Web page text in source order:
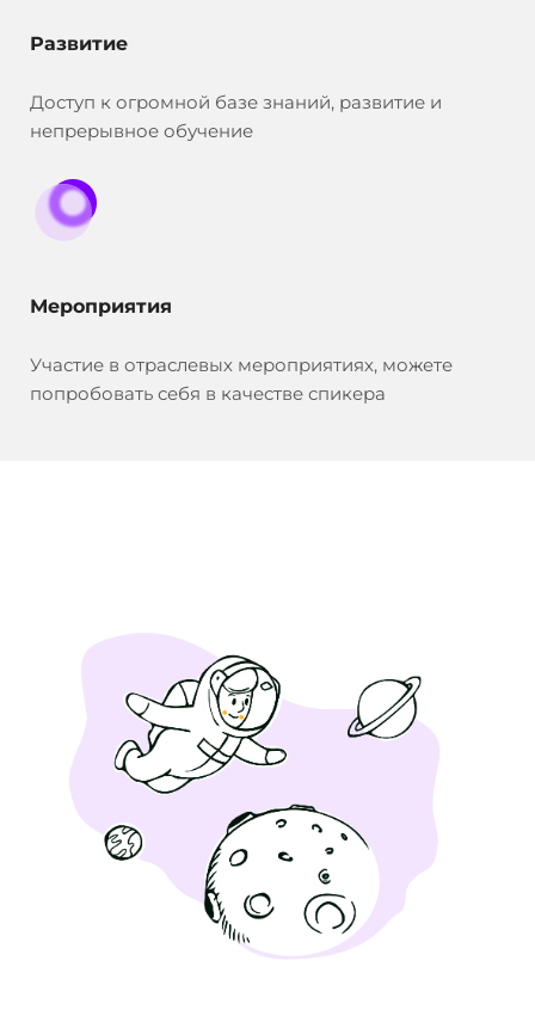
Развитие
Доступ к огромной базе знаний, развитие и
непрерывное обучение
Мероприятия
Участие в отраслевых мероприятиях, можете
попробовать себя в качестве спикера